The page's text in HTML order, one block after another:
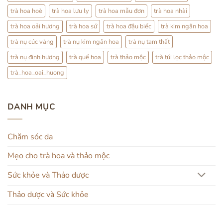
trà hoa hoè
trà hoa lưu ly trà hoa mẫu đơn
trà hoa nhài
trà hoa oải hương
trà hoa sứ trà hoa đậu biếc
trà kim ngân hoa
trà nụ cúc vàng
trà nụ kim ngân hoa
trà nụ tam thất
trà nụ đinh hương
trà quế hoa trà thảo mộc
trà túi lọc thảo mộc
trà_hoa_oai_huong
DANH MỤC
Chăm sóc da
Mẹo cho trà hoa và thảo mộc
Sức khỏe và Thảo dược
Thảo dược và Sức khỏe